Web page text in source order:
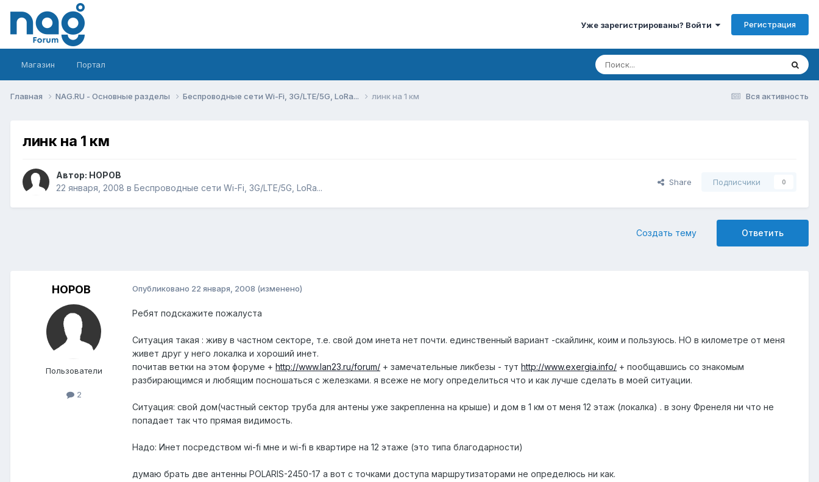
Уже зарегистрированы? Войти Регистрация
Магазин Портал
Вся активность
Главная NAG.RU - Основные разделы Беспроводные сети Wi-Fi, 3G/LTE/5G, LoRa... линк на 1 км
линк на 1 км
Автор: НОРОВ
22 января, 2008 в Беспроводные сети Wi-Fi, 3G/LTE/5G, LoRa...
Share Подписчики 0
Ответить
Создать тему
НОРОВ
Пользователи
2
Опубликовано 22 января, 2008 (изменено)
Ребят подскажите пожалуста
Ситуация такая : живу в частном секторе, т.е. свой дом инета нет почти. единственный вариант -скайлинк, коим и пользуюсь. НО в километре от меня
живет друг у него локалка и хороший инет.
почитав ветки на этом форуме + http://www.lan23.ru/forum/ + замечательные ликбезы - тут http://www.exergia.info/ + пообщавшись со знакомым
разбирающимся и любящим посношаться с железками. я всеже не могу определиться что и как лучше сделать в моей ситуации.
Ситуация: свой дом(частный сектор труба для антены уже закрепленна на крыше) и дом в 1 км от меня 12 этаж (локалка) . в зону Френеля ни что не
попадает так что прямая видимость.
Надо: Инет посредством wi-fi мне и wi-fi в квартире на 12 этаже (это типа благодарности)
думаю брать две антенны POLARIS-2450-17 а вот с точками доступа маршрутизаторами не определюсь ни как.